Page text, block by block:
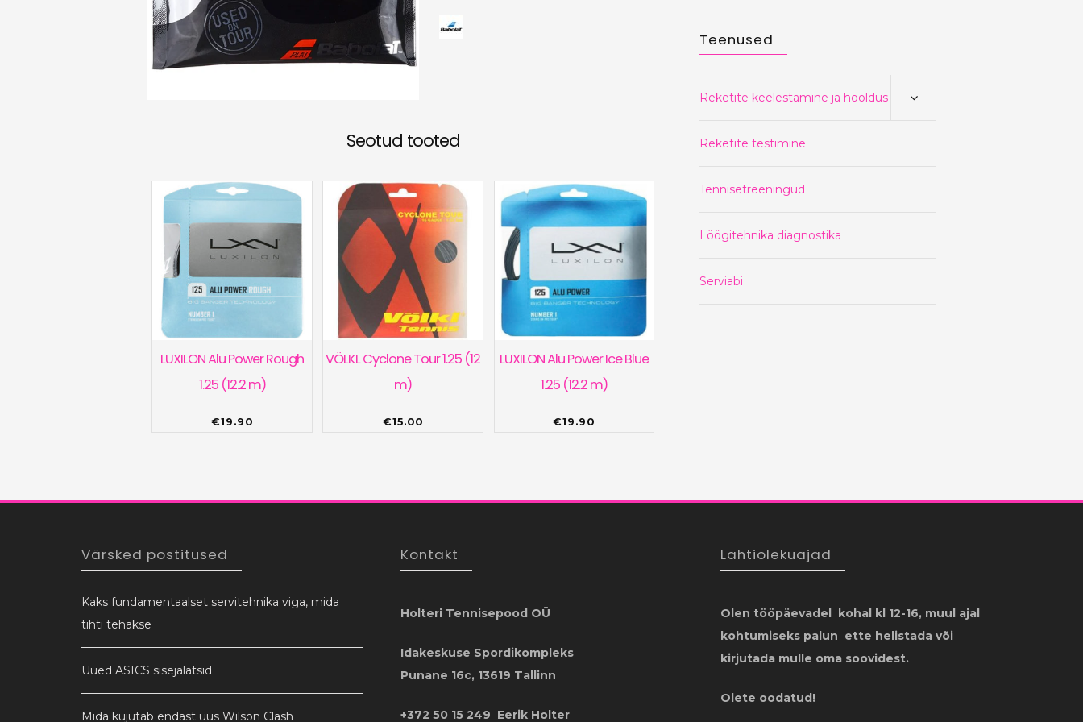
Seotud tooted
LUXILON Alu Power Rough
1.25 (12.2 m)
€19.90
VÖLKL Cyclone Tour 1.25 (12
m)
€15.00
LUXILON Alu Power Ice Blue
1.25 (12.2 m)
€19.90
Teenused
Reketite keelestamine ja hooldus
Reketite testimine
Tennisetreeningud
Löögitehnika diagnostika
Serviabi
Värsked postitused
Kaks fundamentaalset servitehnika viga, mida
tihti tehakse
Uued ASICS sisejalatsid
Mida kujutab endast uus Wilson Clash
Kontakt
Holteri Tennisepood OÜ
Idakeskuse Spordikompleks
Punane 16c, 13619 Tallinn
+372 50 15 249 Eerik Holter
Lahtiolekuajad
Olen tööpäevadel kohal kl 12-16, muul ajal
kohtumiseks palun ette helistada või
kirjutada mulle oma soovidest.
Olete oodatud!